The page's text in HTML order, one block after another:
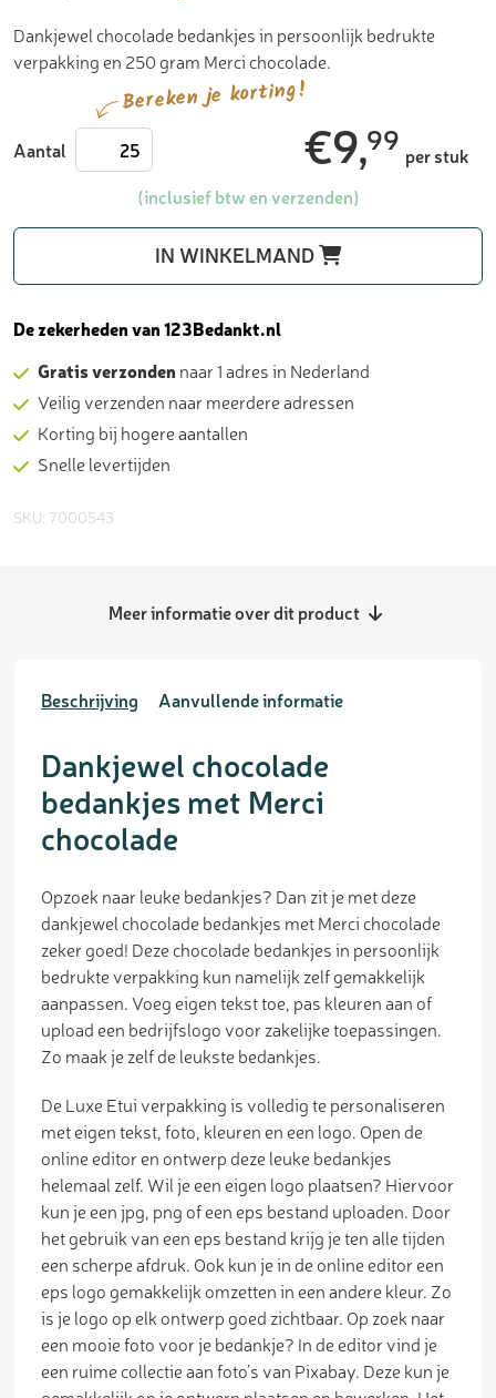
Dankjewel chocolade bedankjes in persoonlijk bedrukte
verpakking en 250 gram Merci chocolade.
Bereken je korting!
Aantal Merci
chocolade
-
aantal
€9,99 per stuk
(inclusief btw en verzenden)
IN WINKELMAND
De zekerheden van 123Bedankt.nl
Gratis verzonden naar 1 adres in Nederland
Veilig verzenden naar meerdere adressen
Korting bij hogere aantallen
Snelle levertijden
SKU: 7000543
Meer informatie over dit product
Beschrijving Aanvullende informatie
Dankjewel chocolade
bedankjes met Merci
chocolade
Opzoek naar leuke bedankjes? Dan zit je met deze
dankjewel chocolade bedankjes met Merci chocolade
zeker goed! Deze chocolade bedankjes in persoonlijk
bedrukte verpakking kun namelijk zelf gemakkelijk
aanpassen. Voeg eigen tekst toe, pas kleuren aan of
upload een bedrijfslogo voor zakelijke toepassingen.
Zo maak je zelf de leukste bedankjes.
De Luxe Etui verpakking is volledig te personaliseren
met eigen tekst, foto, kleuren en een logo. Open de
online editor en ontwerp deze leuke bedankjes
helemaal zelf. Wil je een eigen logo plaatsen? Hiervoor
kun je een jpg, png of een eps bestand uploaden. Door
het gebruik van een eps bestand krijg je ten alle tijden
een scherpe afdruk. Ook kun je in de online editor een
eps logo gemakkelijk omzetten in een andere kleur. Zo
is je logo op elk ontwerp goed zichtbaar. Op zoek naar
een mooie foto voor je bedankje? In de editor vind je
een ruime collectie aan foto’s van Pixabay. Deze kun je